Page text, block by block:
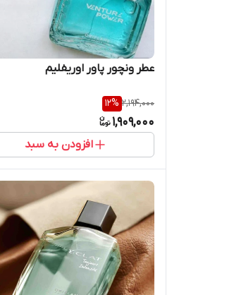
عطر ونچور پاور اوریفلیم
2,194,000
12%
1,909,000
افزودن به سبد